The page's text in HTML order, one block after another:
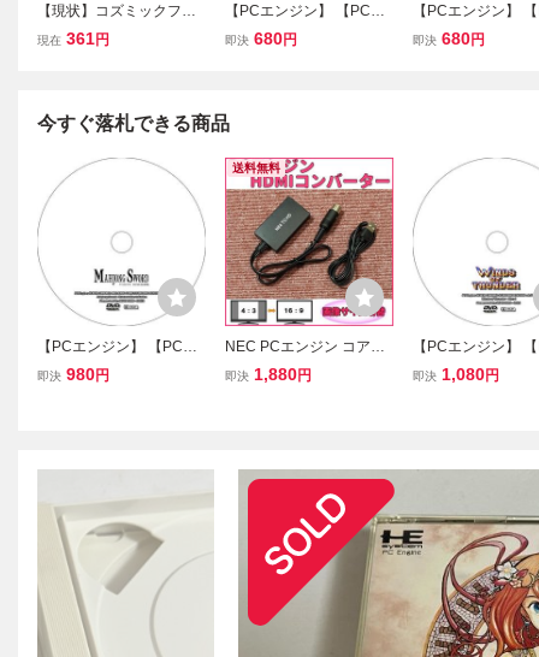
【現状】コズミックファ
ンタジー2 PCエンジン C
現在 361円
【PCエンジン】 【PCE
CDROM2】 フォーセット
即決 680円
【PCエンジン】
CDROM2】 ゲー
即決 680円
今すぐ落札できる商品
【PCエンジン】 【PCE
CDROM2】 マージャン・
即決 980円
送料無料
NEC PCエンジン コアグ
ラフィックス DUO 用 HD
即決 1,880円
【PCエンジン】
CDROM2】 ウイ
即決 1,080円